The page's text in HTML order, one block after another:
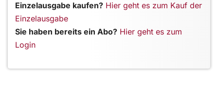
Einzelausgabe kaufen? Hier geht es zum Kauf der
Einzelausgabe
Sie haben bereits ein Abo? Hier geht es zum
Login